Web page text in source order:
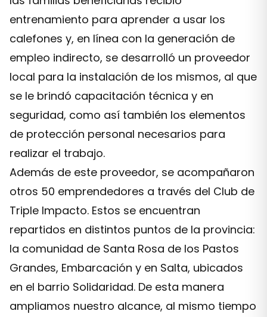
entrenamiento para aprender a usar los
calefones y, en línea con la generación de
empleo indirecto, se desarrolló un proveedor
local para la instalación de los mismos, al que
se le brindó capacitación técnica y en
seguridad, como así también los elementos
de protección personal necesarios para
realizar el trabajo.
Además de este proveedor, se acompañaron
otros 50 emprendedores a través del Club de
Triple Impacto. Estos se encuentran
repartidos en distintos puntos de la provincia:
la comunidad de Santa Rosa de los Pastos
Grandes, Embarcación y en Salta, ubicados
en el barrio Solidaridad. De esta manera
ampliamos nuestro alcance, al mismo tiempo